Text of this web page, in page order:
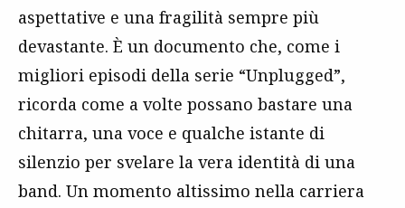
aspettative e una fragilità sempre più
devastante. È un documento che, come i
migliori episodi della serie “Unplugged”,
ricorda come a volte possano bastare una
chitarra, una voce e qualche istante di
silenzio per svelare la vera identità di una
band. Un momento altissimo nella carriera